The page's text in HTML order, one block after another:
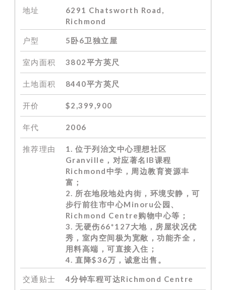
地址
6291 Chatsworth Road,
Richmond
户型 5卧6卫独立屋
室内面积 3802平方英尺
土地面积 8440平方英尺
开价 $2,399,900
年代 2006
推荐理由
1. 位于列治文中心理想社区
Granville，对应著名IB课程
Richmond中学，周边教育资源丰
富；
2. 所在地段地处内街，环境安静，可
步行前往市中心Minoru公园、
Richmond Centre购物中心等 ；
3. 无硬伤66*127大地，房屋状况优
秀，室内空间极为宽敞，功能齐全，
用料高端，可直接入住；
4. 直降$36万，诚意出售。
交通贴士 4分钟车程可达Richmond Centre